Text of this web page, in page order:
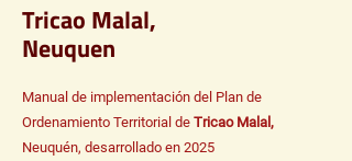
Tricao Malal,
Neuquen
Manual de implementación del Plan de
Ordenamiento Territorial de Tricao Malal,
Neuquén, desarrollado en 2025